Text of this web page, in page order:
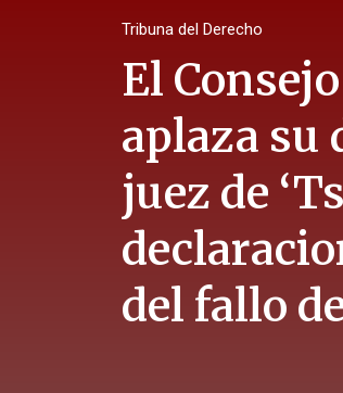
Tribuna del Derecho
El
aplaza su
juez de
del fallo